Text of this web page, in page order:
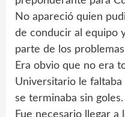
No apareció quien
de conducir al equipo
parte de los
Era obvio que no era
Universitario le
se terminaba sin goles.
Fue necesario llegar a